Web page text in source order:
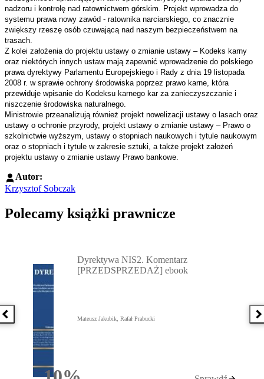
nadzoru i kontrolę nad ratownictwem górskim. Projekt wprowadza do
systemu prawa nowy zawód - ratownika narciarskiego, co znacznie
zwiększy rzeszę osób czuwającą nad naszym bezpieczeństwem na
trasach.
Z kolei założenia do projektu ustawy o zmianie ustawy – Kodeks karny
oraz niektórych innych ustaw mają zapewnić wprowadzenie do polskiego
prawa dyrektywy Parlamentu Europejskiego i Rady z dnia 19 listopada
2008 r. w sprawie ochrony środowiska poprzez prawo karne, która
przewiduje wpisanie do Kodeksu karnego kar za zanieczyszczanie i
niszczenie środowiska naturalnego.
Ministrowie przeanalizują również projekt nowelizacji ustawy o lasach oraz
ustawy o ochronie przyrody, projekt ustawy o zmianie ustawy – Prawo o
szkolnictwie wyższym, ustawy o stopniach naukowych i tytule naukowym
oraz o stopniach i tytule w zakresie sztuki, a także projekt założeń
projektu ustawy o zmianie ustawy Prawo bankowe.
Autor:
Krzysztof Sobczak
Polecamy książki prawnicze
Poprzednia książka
Dyrektywa NIS2. Komentarz
[PRZEDSPRZEDAŻ] ebook
Mateusz Jakubik, Rafał Prabucki